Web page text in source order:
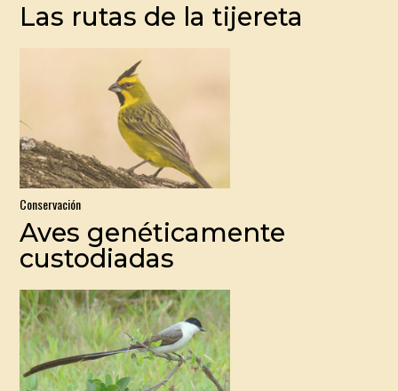
Las rutas de la tijereta
Conservación
Aves genéticamente
custodiadas